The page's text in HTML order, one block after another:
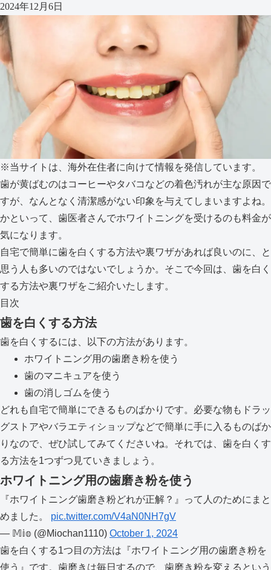
2024年12月6日
※当サイトは、海外在住者に向けて情報を発信しています。
歯が黄ばむのはコーヒーやタバコなどの着色汚れが主な原因で
すが、なんとなく清潔感がない印象を与えてしまいますよね。
かといって、歯医者さんでホワイトニングを受けるのも料金が
気になります。
自宅で簡単に歯を白くする方法や裏ワザがあれば良いのに、と
思う人も多いのではないでしょうか。そこで今回は、歯を白く
する方法や裏ワザをご紹介いたします。
目次
歯を白くする方法
歯を白くするには、以下の方法があります。
ホワイトニング用の歯磨き粉を使う
歯のマニキュアを使う
歯の消しゴムを使う
どれも自宅で簡単にできるものばかりです。必要な物もドラッ
グストアやバラエティショップなどで簡単に手に入るものばか
りなので、ぜひ試してみてくださいね。それでは、歯を白くす
る方法を1つずつ見ていきましょう。
ホワイトニング用の歯磨き粉を使う
『ホワイトニング歯磨き粉どれが正解？』って人のためにまと
めました。 pic.twitter.com/V4aN0NH7gV
— 𝕄𝕚𝕠 (@Miochan1110) October 1, 2024
歯を白くする1つ目の方法は『ホワイトニング用の歯磨き粉を
使う』です。歯磨きは毎日するので、歯磨き粉を変えるという